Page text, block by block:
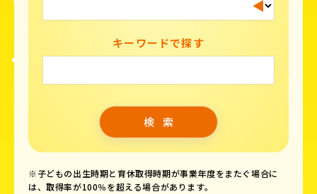
キーワードで探す
※子どもの出生時期と育休取得時期が事業年度をまたぐ場合に
は、取得率が100％を超える場合があります。